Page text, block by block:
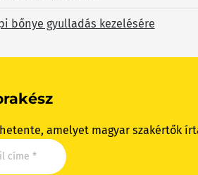
bőnye gyulladás kezelésére
amelyet magyar szakértők